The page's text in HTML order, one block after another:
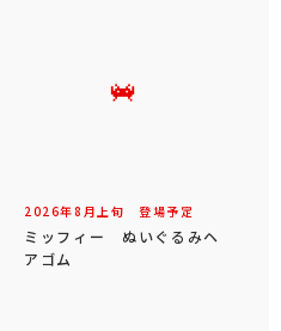
2026年8 月 上旬 登場予定
ミッフィー ぬいぐるみヘ
アゴム